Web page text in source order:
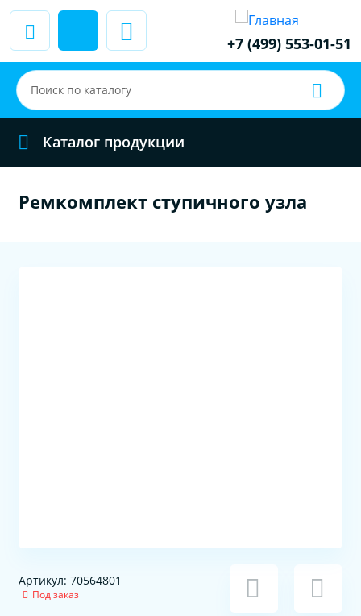
+7 (499) 553-01-51
Каталог продукции
Ремкомплект ступичного узла
Артикул: 70564801
Под заказ